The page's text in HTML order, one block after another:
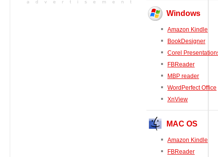
GISファイル
Windows
Amazon Kindle
BookDesigner
Corel
FBReader
MBP reader
WordPerfect Office
XnView
MAC OS
Amazon Kindle
FBReader